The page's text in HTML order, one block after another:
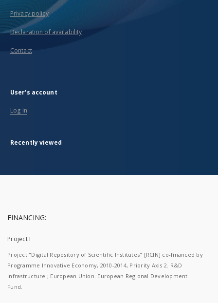
Privacy policy
Declaration of availability
Contact
User's account
Log in
Recently viewed
FINANCING:
Project I
Project "Digital Repository of Scientific Institutes" [RCIN] co-financed by
Programme Innovative Economy, 2010-2014, Priority Axis 2. R&D
infrastructure ; European Union. European Regional Development
Fund.